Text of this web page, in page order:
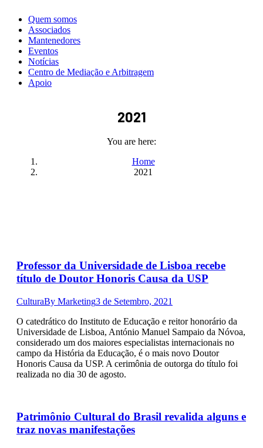
Quem somos
Associados
Mantenedores
Eventos
Notícias
Centro de Mediação e Arbitragem
Apoio
2021
You are here:
Home
2021
Professor da Universidade de Lisboa recebe
título de Doutor Honoris Causa da USP
CulturaBy Marketing3 de Setembro, 2021
O catedrático do Instituto de Educação e reitor honorário da
Universidade de Lisboa, António Manuel Sampaio da Nóvoa,
considerado um dos maiores especialistas internacionais no
campo da História da Educação, é o mais novo Doutor
Honoris Causa da USP. A cerimônia de outorga do título foi
realizada no dia 30 de agosto.
Patrimônio Cultural do Brasil revalida alguns e
traz novas manifestações